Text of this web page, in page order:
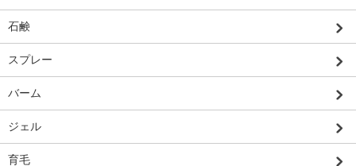
石鹸
スプレー
バーム
ジェル
育毛